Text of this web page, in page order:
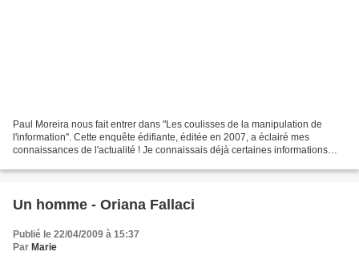
Paul Moreira nous fait entrer dans "Les coulisses de la manipulation de
l'information". Cette enquête édifiante, éditée en 2007, a éclairé mes
connaissances de l'actualité ! Je connaissais déjà certaines informations
Un homme - Oriana Fallaci
Publié le 22/04/2009 à 15:37
Par Marie